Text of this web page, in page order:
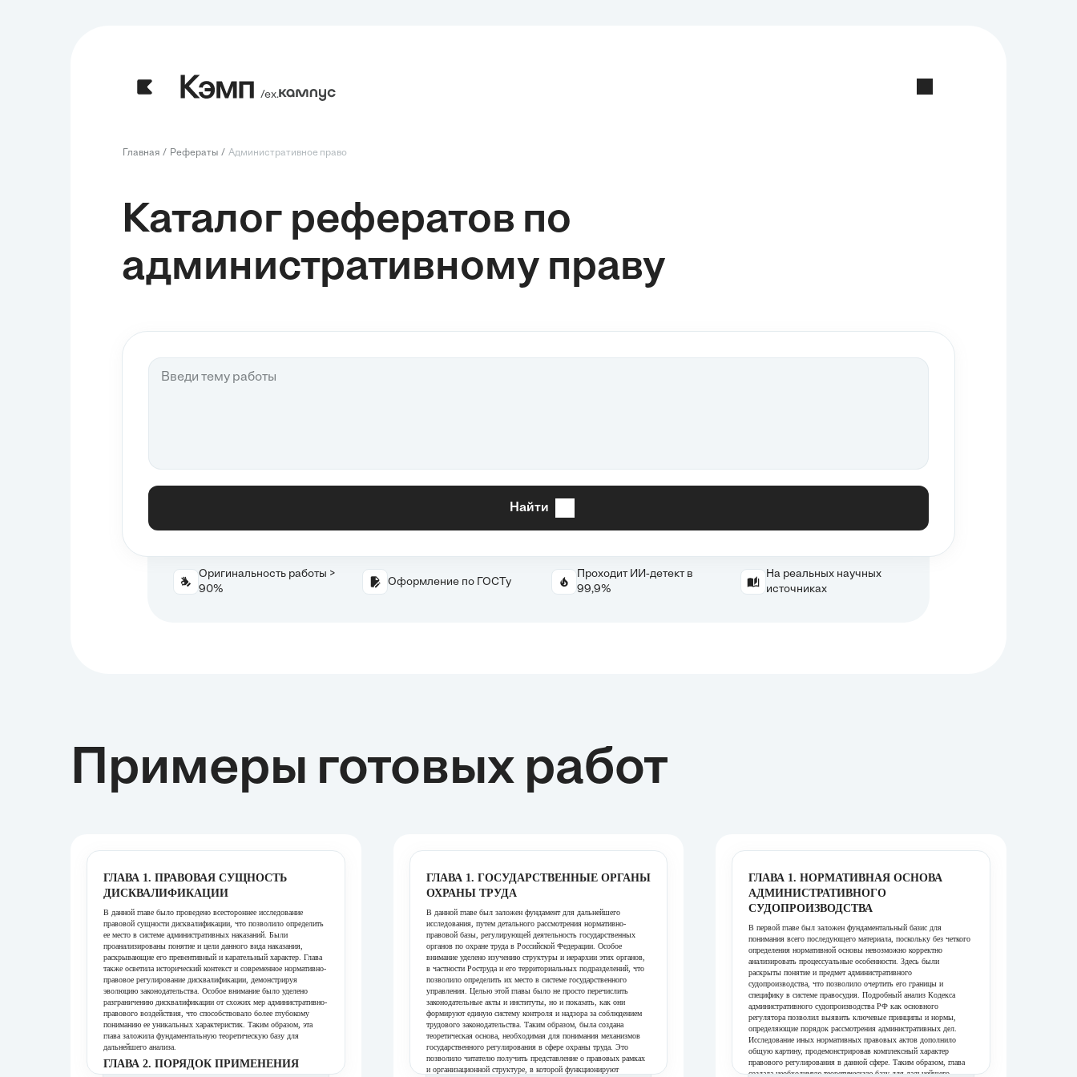
/ех.
Главная Рефераты Административное право
Каталог рефератов по
административному праву
Найти
Оригинальность работы >
90%
Оформление по ГОСТу
Проходит ИИ-детект в
99,9%
На реальных научных
источниках
Примеры готовых работ
ГЛАВА 1. ПРАВОВАЯ СУЩНОСТЬ
ДИСКВАЛИФИКАЦИИ
В данной главе было проведено всестороннее исследование
правовой сущности дисквалификации, что позволило определить
ее место в системе административных наказаний. Были
проанализированы понятие и цели данного вида наказания,
раскрывающие его превентивный и карательный характер. Глава
также осветила исторический контекст и современное нормативно-
правовое регулирование дисквалификации, демонстрируя
эволюцию законодательства. Особое внимание было уделено
разграничению дисквалификации от схожих мер административно-
правового воздействия, что способствовало более глубокому
пониманию ее уникальных характеристик. Таким образом, эта
глава заложила фундаментальную теоретическую базу для
дальнейшего анализа.
ГЛАВА 2. ПОРЯДОК ПРИМЕНЕНИЯ
ГЛАВА 1. ГОСУДАРСТВЕННЫЕ ОРГАНЫ
ОХРАНЫ ТРУДА
В данной главе был заложен фундамент для дальнейшего
исследования, путем детального рассмотрения нормативно-
правовой базы, регулирующей деятельность государственных
органов по охране труда в Российской Федерации. Особое
внимание уделено изучению структуры и иерархии этих органов,
в частности Роструда и его территориальных подразделений, что
позволило определить их место в системе государственного
управления. Целью этой главы было не просто перечислить
законодательные акты и институты, но и показать, как они
формируют единую систему контроля и надзора за соблюдением
трудового законодательства. Таким образом, была создана
теоретическая основа, необходимая для понимания механизмов
государственного регулирования в сфере охраны труда. Это
позволило читателю получить представление о правовых рамках
и организационной структуре, в которой функционируют
ГЛАВА 1. НОРМАТИВНАЯ ОСНОВА
АДМИНИСТРАТИВНОГО
СУДОПРОИЗВОДСТВА
В первой главе был заложен фундаментальный базис для
понимания всего последующего материала, поскольку без четкого
определения нормативной основы невозможно корректно
анализировать процессуальные особенности. Здесь были
раскрыты понятие и предмет административного
судопроизводства, что позволило очертить его границы и
специфику в системе правосудия. Подробный анализ Кодекса
административного судопроизводства РФ как основного
регулятора позволил выявить ключевые принципы и нормы,
определяющие порядок рассмотрения административных дел.
Исследование иных нормативных правовых актов дополнило
общую картину, продемонстрировав комплексный характер
правового регулирования в данной сфере. Таким образом, глава
создала необходимую теоретическую базу для дальнейшего